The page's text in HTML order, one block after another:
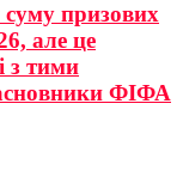
суму призових
але це
з тими
ФІФА